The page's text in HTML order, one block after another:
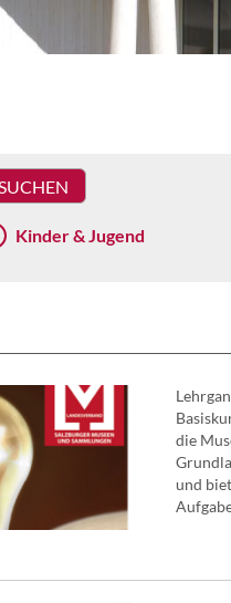
Kinder & Jugend
die
und